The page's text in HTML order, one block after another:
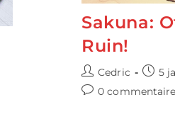
Sakuna:
Ruin!
Auteur/autrice
de
Cedric
publiée
5
Commentaires
0 commentaire